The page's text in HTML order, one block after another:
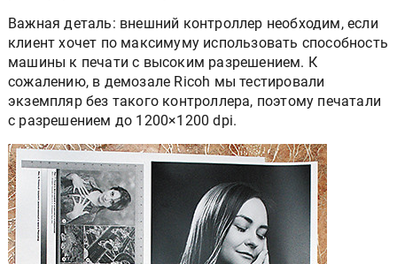
Важная деталь: внешний контроллер необходим, если
клиент хочет по максимуму использовать способность
машины к печати с высоким разрешением. К
сожалению, в демозале Ricoh мы тестировали
экземпляр без такого контроллера, поэтому печатали
с разрешением до 1200×1200 dpi.